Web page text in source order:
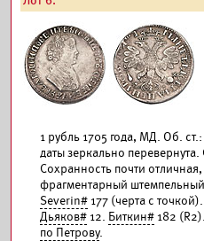
1 рубль 1705 года, МД. Об.
даты зеркально
Сохранность почти
фрагментарный
Severin# 177 (черта с точкой).
Дьяков# 12. Биткин# 182
по Петрову.